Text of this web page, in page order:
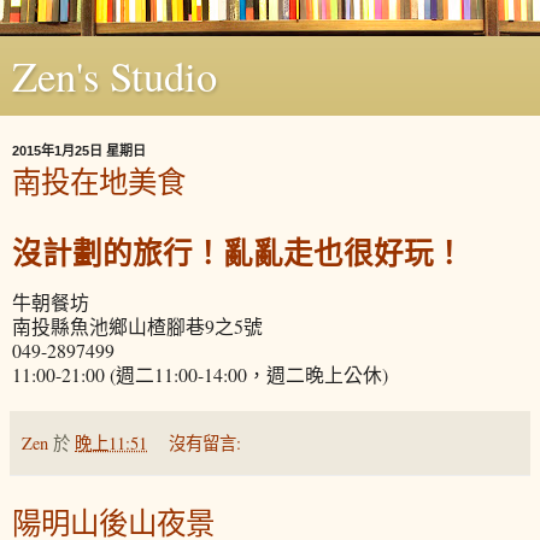
Zen's Studio
2015年1月25日 星期日
南投在地美食
沒計劃的旅行！亂亂走也很好玩！
牛朝餐坊
南投縣魚池鄉山楂腳巷9之5號
049-2897499
11:00-21:00 (週二11:00-14:00，週二晚上公休)
Zen 於 晚上11:51 沒有留言:
陽明山後山夜景